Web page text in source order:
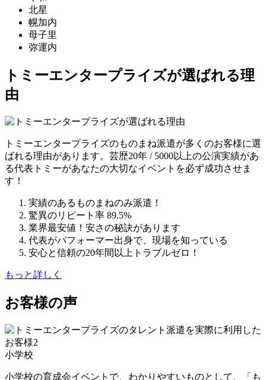
北星
幌加内
母子里
弥運内
トミーエンタープライズが選ばれる理
由
トミーエンタープライズのものまね派遣が多くのお客様に選
ばれる理由があります。芸歴20年 / 5000以上の公演実績があ
る代表トミーがあなたの大切なイベントを必ず成功させま
す！
実績のあるものまねのみ派遣！
驚異のリピート率 89.5%
業界最安値！安さの秘訣があります
代表がパフォーマー出身で、現場を知っている
安心と信頼の20年間以上トラブルゼロ！
もっと詳しく
お客様の声
小学校
小学校の育成会イベントで、わかりやすいものとして、「も